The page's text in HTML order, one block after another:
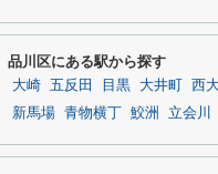
品川区にある駅から探す
大崎 五反田 目黒 大井町 西
新馬場 青物横丁 鮫洲 立会川